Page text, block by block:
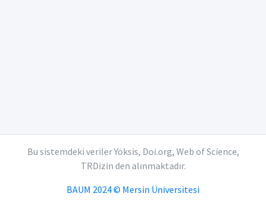
Bu sistemdeki veriler Yöksis, Doi.org, Web of Science,
TRDizin den alınmaktadır.
BAUM 2024 © Mersin Üniversitesi